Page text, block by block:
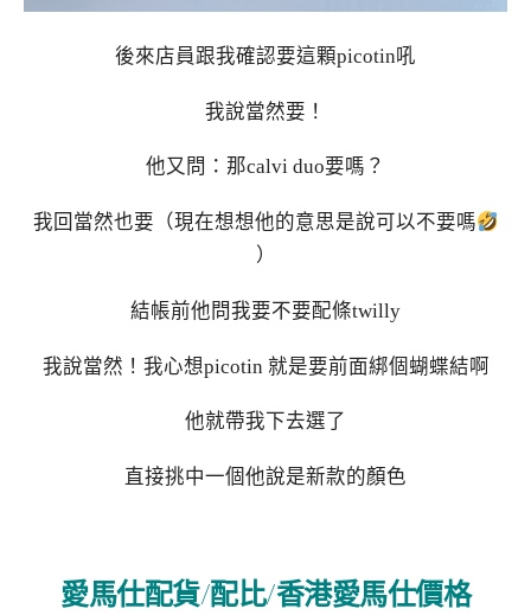
後來店員跟我確認要這顆picotin吼
我說當然要！
他又問：那calvi duo要嗎？
我回當然也要（現在想想他的意思是說可以不要嗎
）
結帳前他問我要不要配條twilly
我說當然！我心想picotin 就是要前面綁個蝴蝶結啊
他就帶我下去選了
直接挑中一個他說是新款的顏色
愛馬仕配貨/配比/香港愛馬仕價格